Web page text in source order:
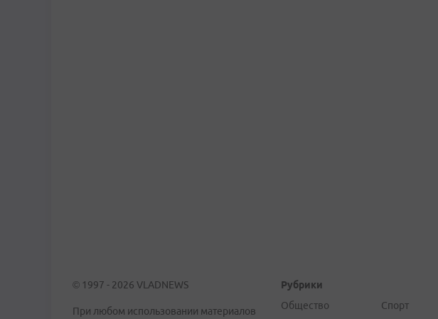
© 1997 - 2026 VLADNEWS
При любом использовании материалов
Рубрики
Общество
Спорт